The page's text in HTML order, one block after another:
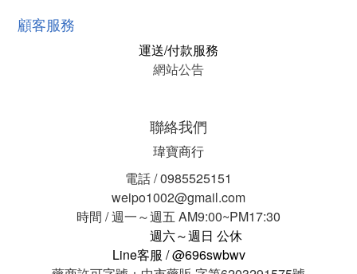
顧客服務
運送/付款服務
網站公告
聯絡我們
瑋寶商行
電話 / 0985525151
weipo1002@gmail.com
時間 / 週一～週五 AM9:00~PM17:30
週六～週日 公休
Line客服 / @696swbwv